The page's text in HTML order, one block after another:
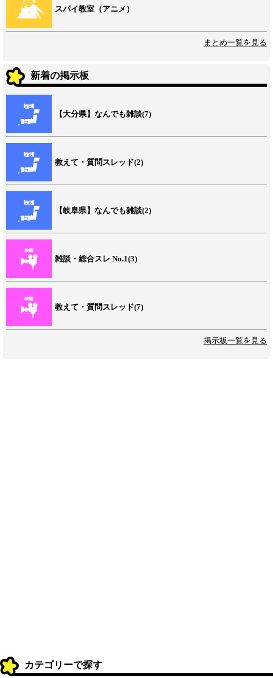
スパイ教室（アニメ）
まとめ一覧を見る
新着の掲示板
【大分県】なんでも雑談(7)
教えて・質問スレッド(2)
【岐阜県】なんでも雑談(2)
雑談・総合スレ No.1(3)
教えて・質問スレッド(7)
掲示板一覧を見る
カテゴリーで探す